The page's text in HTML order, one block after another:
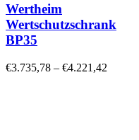
Wertheim
Wertschutzschrank
BP35
€3.735,78 – €4.221,42